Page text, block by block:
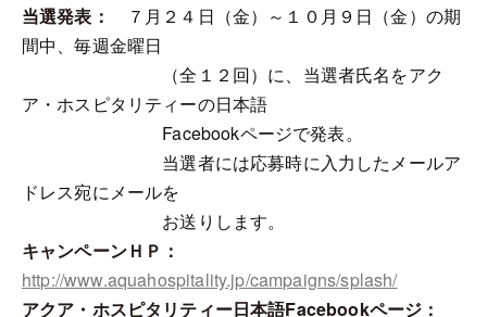
当選発表：
７月２４日（金）～１０月９日（金）の期
間中、毎週金曜日
（全１２回）に、当選者氏名をアク
ア・ホスピタリティーの日本語
Facebookページで発表。
当選者には応募時に入力したメールア
ドレス宛にメールを
お送りします。
キャンペーンＨＰ：
http://www.aquahospitality.jp/campaigns/splash/
アクア・ホスピタリティー日本語Facebookページ：